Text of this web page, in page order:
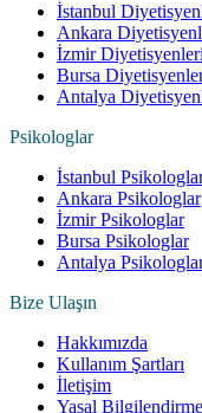
İstanbul
Ankara
İzmir
Bursa
Antalya
Psikologlar
İstanbul
Ankara Psikologlar
İzmir Psikologlar
Bursa Psikologlar
Antalya
Bize Ulaşın
Hakkımızda
Kullanım Şartları
İletişim
Yasal